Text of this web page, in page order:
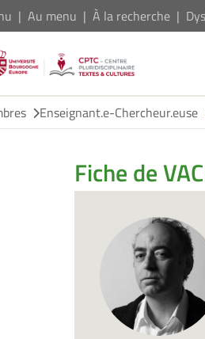
Au menu À la recherche
Enseignant.e-Chercheur.euse
Fiche de